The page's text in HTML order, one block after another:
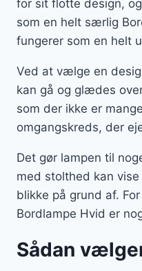
for sit flotte design,
som en helt særlig
fungerer som en helt
Ved at vælge en
kan gå og glædes
som der ikke er
omgangskreds, der
Det gør lampen til
med stolthed kan
blikke på grund af.
Bordlampe Hvid er
Sådan